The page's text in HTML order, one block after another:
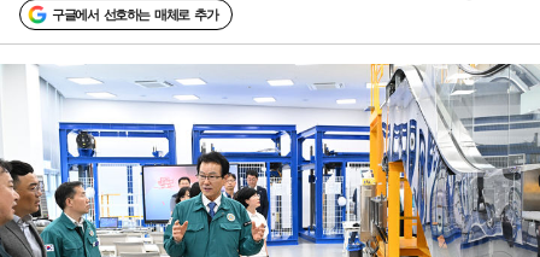
구글에서 선호하는 매체로 추가